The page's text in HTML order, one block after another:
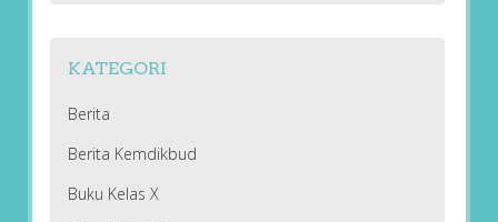
KATEGORI
Berita
Berita Kemdikbud
Buku Kelas X